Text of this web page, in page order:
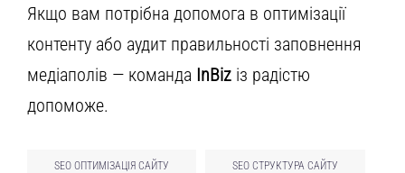
Якщо вам потрібна допомога в оптимізації
контенту або аудит правильності заповнення
медіаполів — команда InBiz із радістю
допоможе.
SEO ОПТИМІЗАЦІЯ САЙТУ SEO СТРУКТУРА САЙТУ